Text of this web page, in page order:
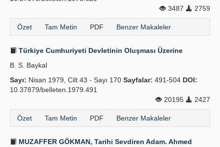
3487
2759
Özet Tam Metin PDF Benzer Makaleler
Türkiye Cumhuriyeti Devletinin Oluşması Üzerine
B. S. Baykal
Sayı: Nisan 1979, Cilt 43 - Sayı 170 Sayfalar: 491-504 DOI:
10.37879/belleten.1979.491
20195
2427
Özet Tam Metin PDF Benzer Makaleler
MUZAFFER GÖKMAN, Tarihi Sevdiren Adam. Ahmed